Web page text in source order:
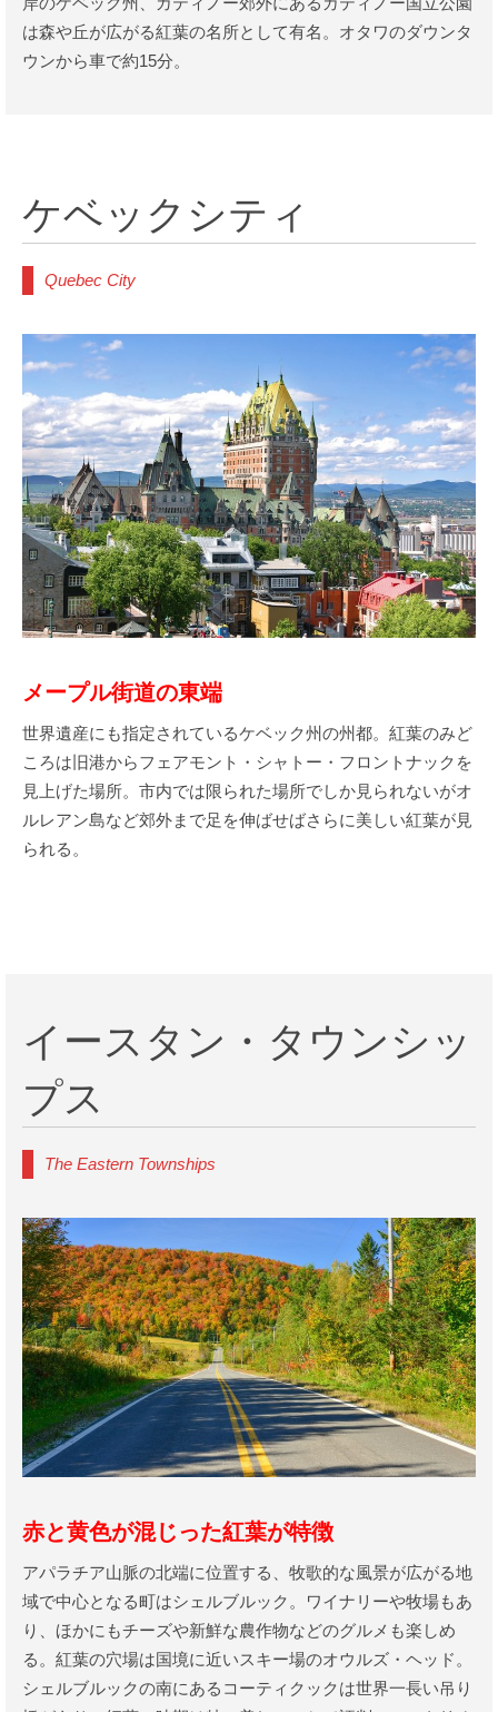
は森や丘が広がる紅葉の名所として有名。オタワのダウンタ
ウンから車で約15分。
ケベックシティ
Quebec City
メープル街道の東端
世界遺産にも指定されているケベック州の州都。紅葉のみど
ころは旧港からフェアモント・シャトー・フロントナックを
見上げた場所。市内では限られた場所でしか見られないがオ
ルレアン島など郊外まで足を伸ばせばさらに美しい紅葉が見
られる。
イースタン・タウンシッ
プス
The Eastern Townships
赤と黄色が混じった紅葉が特徴
アパラチア山脈の北端に位置する、牧歌的な風景が広がる地
域で中心となる町はシェルブルック。ワイナリーや牧場もあ
り、ほかにもチーズや新鮮な農作物などのグルメも楽しめ
る。紅葉の穴場は国境に近いスキー場のオウルズ・ヘッド。
シェルブルックの南にあるコーティクックは世界一長い吊り